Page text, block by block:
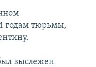
годам тюрьмы,
выслежен